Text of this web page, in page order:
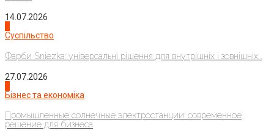
14.07.2026
Суспільство
Фарби Sniezka: універсальні рішення для внутрішніх і зовнішніх...
27.07.2026
Бізнес та економіка
Промышленные солнечные электростанции: современное
решение для бизнеса